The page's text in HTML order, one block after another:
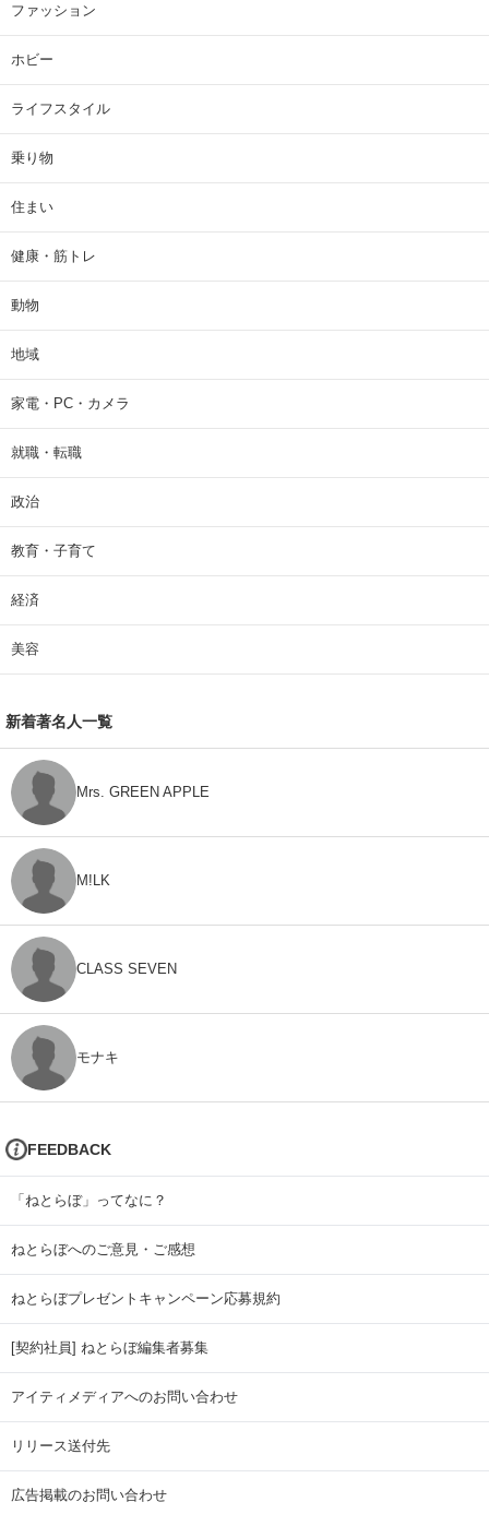
ファッション
ホビー
ライフスタイル
乗り物
住まい
健康・筋トレ
動物
地域
家電・PC・カメラ
就職・転職
政治
教育・子育て
経済
美容
新着著名人一覧
Mrs. GREEN APPLE
M!LK
CLASS SEVEN
モナキ
FEEDBACK
「ねとらぼ」ってなに？
ねとらぼへのご意見・ご感想
ねとらぼプレゼントキャンペーン応募規約
[契約社員] ねとらぼ編集者募集
アイティメディアへのお問い合わせ
リリース送付先
広告掲載のお問い合わせ